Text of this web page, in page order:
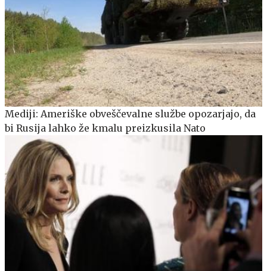
Mediji: Ameriške obveščevalne službe opozarjajo, da
bi Rusija lahko že kmalu preizkusila Nato